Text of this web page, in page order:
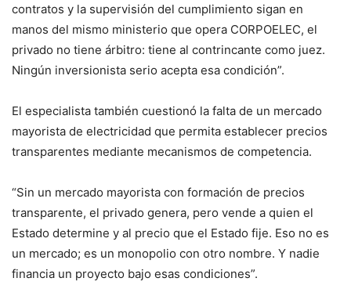
contratos y la supervisión del cumplimiento sigan en
manos del mismo ministerio que opera CORPOELEC, el
privado no tiene árbitro: tiene al contrincante como juez.
Ningún inversionista serio acepta esa condición”.
El especialista también cuestionó la falta de un mercado
mayorista de electricidad que permita establecer precios
transparentes mediante mecanismos de competencia.
“Sin un mercado mayorista con formación de precios
transparente, el privado genera, pero vende a quien el
Estado determine y al precio que el Estado fije. Eso no es
un mercado; es un monopolio con otro nombre. Y nadie
financia un proyecto bajo esas condiciones”.